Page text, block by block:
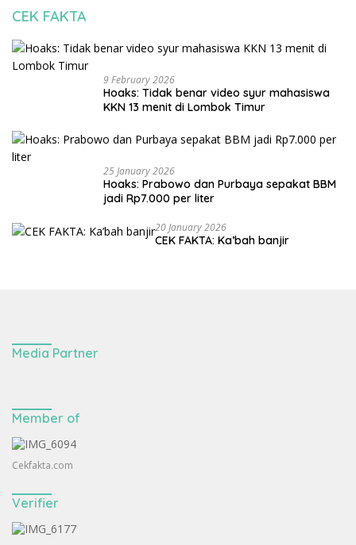
CEK FAKTA
9 February 2026
Hoaks: Tidak benar video syur mahasiswa
KKN 13 menit di Lombok Timur
25 January 2026
Hoaks: Prabowo dan Purbaya sepakat BBM
jadi Rp7.000 per liter
20 January 2026
CEK FAKTA: Ka’bah banjir
Media Partner
Member of
Cekfakta.com
Verifier